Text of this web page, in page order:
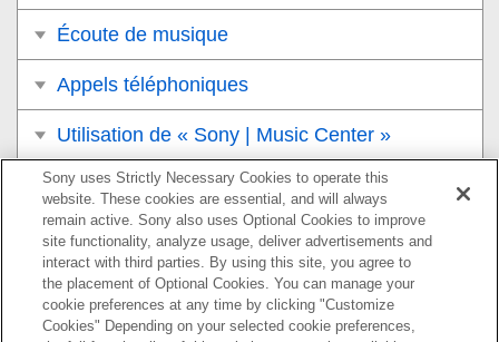
Écoute de musique
Appels téléphoniques
Utilisation de « Sony | Music Center »
Utilisation de la fonction d’assistance vocale
Informations
Dépannage
Sony uses Strictly Necessary Cookies to operate this
website. These cookies are essential, and will always
remain active. Sony also uses Optional Cookies to improve
site functionality, analyze usage, deliver advertisements and
interact with third parties. By using this site, you agree to
the placement of Optional Cookies. You can manage your
cookie preferences at any time by clicking "Customize
Cookies" Depending on your selected cookie preferences,